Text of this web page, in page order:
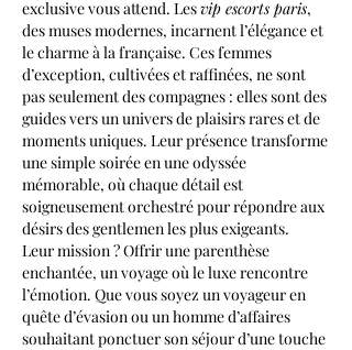
exclusive vous attend. Les vip escorts paris,
des muses modernes, incarnent l’élégance et
le charme à la française. Ces femmes
d’exception, cultivées et raffinées, ne sont
pas seulement des compagnes : elles sont des
guides vers un univers de plaisirs rares et de
moments uniques. Leur présence transforme
une simple soirée en une odyssée
mémorable, où chaque détail est
soigneusement orchestré pour répondre aux
désirs des gentlemen les plus exigeants.
Leur mission ? Offrir une parenthèse
enchantée, un voyage où le luxe rencontre
l’émotion. Que vous soyez un voyageur en
quête d’évasion ou un homme d’affaires
souhaitant ponctuer son séjour d’une touche